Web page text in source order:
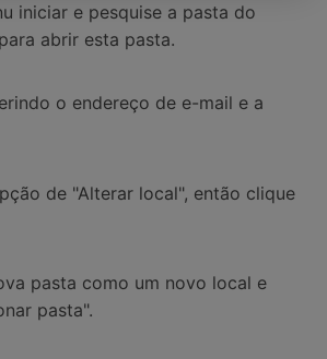
iniciar e pesquise a pasta do
abrir esta pasta.
o endereço de e-mail e a
de "Alterar local", então clique
pasta como um novo local e
pasta".